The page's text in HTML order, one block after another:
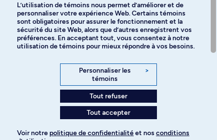
Langues
Facebook Instagram
YouTube
Politique de confidentialité
L’utilisation de témoins nous permet d’améliorer et de
personnaliser votre expérience Web. Certains témoins
sont obligatoires pour assurer le fonctionnement et la
sécurité du site Web, alors que d’autres enregistrent vos
préférences. En acceptant tout, vous consentez à notre
utilisation de témoins pour mieux répondre à vos besoins.
Personnaliser les
témoins
>
Tout refuser
Tout accepter
Voir notre politique de confidentialitéet nos conditions